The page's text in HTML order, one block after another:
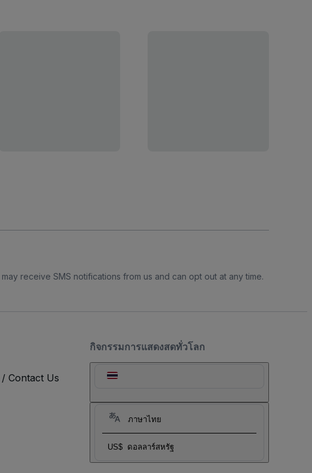
may receive SMS notifications from us and can opt out at any time.
กิจกรรมการแสดงสดทั่วโลก
ภาษาไทย
US$ ดอลลาร์สหรัฐ
Contact Us